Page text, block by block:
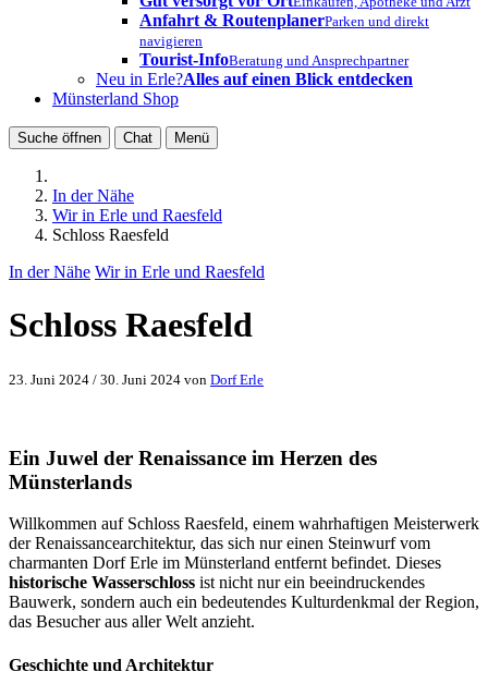
Anfahrt & RoutenplanerParken und direkt
navigieren
Tourist-InfoBeratung und Ansprechpartner
Neu in Erle?Alles auf einen Blick entdecken
Münsterland Shop
Suche öffnen Chat Menü
In der Nähe
Wir in Erle und Raesfeld
Schloss Raesfeld
In der Nähe Wir in Erle und Raesfeld
Schloss Raesfeld
23. Juni 2024 / 30. Juni 2024 von Dorf Erle
Ein Juwel der Renaissance im Herzen des
Münsterlands
Willkommen auf Schloss Raesfeld, einem wahrhaftigen Meisterwerk
der Renaissancearchitektur, das sich nur einen Steinwurf vom
charmanten Dorf Erle im Münsterland entfernt befindet. Dieses
historische Wasserschloss ist nicht nur ein beeindruckendes
Bauwerk, sondern auch ein bedeutendes Kulturdenkmal der Region,
das Besucher aus aller Welt anzieht.
Geschichte und Architektur